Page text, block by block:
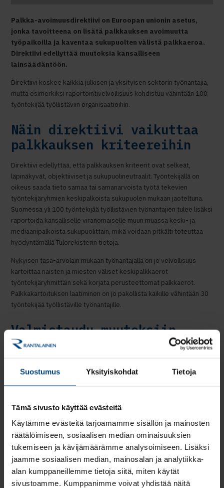
Suostumus Yksityiskohdat Tietoja
Tämä sivusto käyttää evästeitä
Käytämme evästeitä tarjoamamme sisällön ja mainosten
räätälöimiseen, sosiaalisen median ominaisuuksien
tukemiseen ja kävijämäärämme analysoimiseen. Lisäksi
jaamme sosiaalisen median, mainosalan ja analytiikka-
alan kumppaneillemme tietoja siitä, miten käytät
sivustoamme. Kumppanimme voivat yhdistää näitä
Palkka-avoimuusdirektiivi on Euroopan unionin asetus,
jonka tavoitteena on lisätä palkkauksen avoimuutta
työpaikoilla ja kaventaa sukupuolten välistä palkkaeroa.
Direktiivi edellyttää muutoksia kansalliseen
lainsäädäntöön.
Direktiivi koskee kaikkia julkisen ja yksityisen sektorin työnantajia,
mutta esimerkiksi raportointivelvollisuus kohdistuu vähintään 100
työntekijää työllistäviin organisaatioihin.
Näin direktiivi vaikuttaa
palkkauksen kriteereihin
Direktiivi edellyttää, että palkkauksen kriteerit ovat selkeät,
läpinäkyvät, objektiiviset ja sukupuolineutraalit. Työntekijällä on
oikeus saada tieto samaa tai samanarvoista työtä tekevien
työntekijäryhmien keskipalkoista sukupuolen mukaan jaoteltuna.
Suomessa yli 100 työntekijää työllistävien työnantajien tulee lisäksi
raportoida kansalliselle viranomaiselle muun muassa keski- ja
mediaanipalkoista sukupuolittain, mikä voidaan pitkälti toteuttaa
hyödyntämällä Tulorekisterin tietoja.
Nykyisen tasa-arvolain mukaan työnantajalla on jo velvollisuus
kartoittaa naisten ja miesten väliset keskipalkkaerot
työntekijäryhmittäin sekä korjata perusteettomat palkkaerot.
Palkkakartoituksen laatiminen on jo pakollista kaikille vähintään 30
työntekijää työllistäville työnantajille.
Valmistaudu muutoksiin
Nyt on hyvä hetki päivittää palkkakartoitus ajan tasalle. Jos
aloittaa viimeistään nyt. Työntekijäryhmällä tarkoitetaan samaa tai
samanarvoista työtä tekeviä työntekijöitä, jotka työnantaja on
kriteerien perusteella.
Palkkakartoituksen tavoitteena on myös varmistaa, että yhtä
vaativia tehtäviä palkitaan tasapuolisesti. Tämä edellyttää, että
työpaikalla on selkeä käsitys siitä, mitkä tehtävät ovat yhtä vaativia
eli samanarvoisia.
Rantalaiset HR-asiantuntijat apunasi